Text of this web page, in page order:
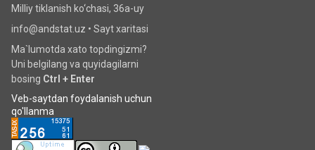
Milliy tiklanish ko‘chаsi, 36a-uy
info@andstat.uz • Sayt xaritasi
Ma`lumotda xato topdingizmi?
Uni belgilang va quyidagilarni
bosing Ctrl + Enter
Veb-saytdan foydalanish uchun
qo'llanma